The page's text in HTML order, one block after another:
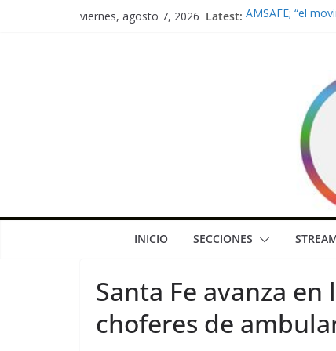
viernes, agosto 7, 2026 Latest: AMSAFE; “el
“Propiedad
gobierno de
Ciudadanía
reclama
Lewandowski:
Argentina;
INICIO SECCIONES
Santa Fe avanza
choferes de